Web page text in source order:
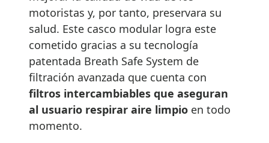
motoristas y, por tanto, preservara su
salud. Este casco modular logra este
cometido gracias a su tecnología
patentada Breath Safe System de
filtración avanzada que cuenta con
filtros intercambiables que aseguran
al usuario respirar aire limpio en todo
momento.